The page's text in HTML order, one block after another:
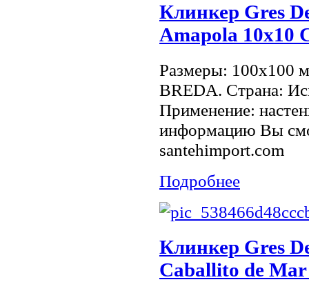
Клинкер Gres
Amapola 10х10
Размеры: 100x100
BREDA. Страна:
Применение:
информацию Вы
santehimport.com
Подробнее
Клинкер Gres
Caballito de Mar